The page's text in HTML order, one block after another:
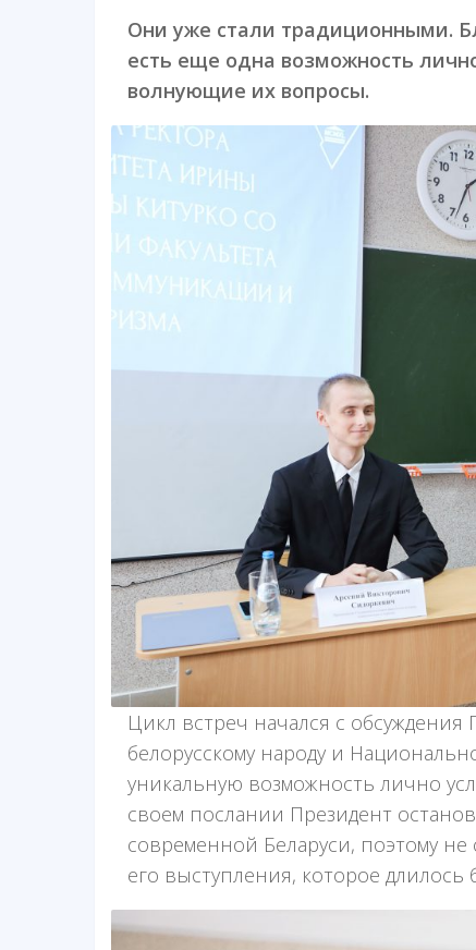
Они уже стали традиционными.
есть еще одна возможность
волнующие их вопросы.
Цикл встреч начался с
белорусскому народу и
уникальную возможность лично
своем послании Президент
современной Беларуси, поэтому не
его выступления, которое длилось